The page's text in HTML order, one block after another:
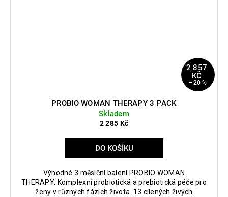
2 857
KČ
–20 %
PROBIO WOMAN THERAPY 3 PACK
Skladem
2 285 Kč
DO KOŠÍKU
Výhodné 3 měsíční balení PROBIO WOMAN
THERAPY. Komplexní probiotická a prebiotická péče pro
ženy v různých fázích života. 13 cílených živých